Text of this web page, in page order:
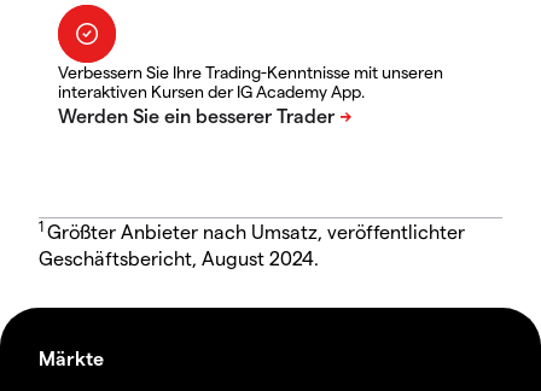
Verbessern Sie Ihre Trading-Kenntnisse mit unseren
interaktiven Kursen der IG Academy App.
1 Größter Anbieter nach Umsatz, veröffentlichter
Geschäftsbericht, August 2024.
Märkte